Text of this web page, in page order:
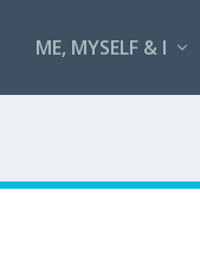
ME, MYSELF & I